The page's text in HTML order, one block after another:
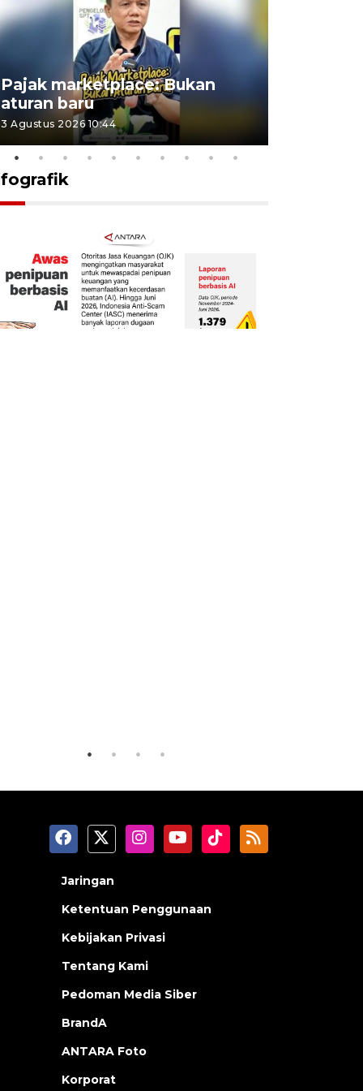
Pajak marketplace: Bukan
aturan baru
3 Agustus 2026 10:44
Jaringan
Ketentuan Penggunaan
Kebijakan Privasi
Tentang Kami
Pedoman Media Siber
BrandA
ANTARA Foto
Korporat